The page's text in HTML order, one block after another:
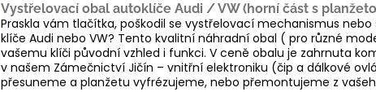
Vystřelovací obal autoklíče Audi / VW (horní část s
Praskla vám tlačítka, poškodil se vystřelovací mechanismus
klíče Audi nebo VW? Tento kvalitní náhradní obal ( pro různé
vašemu klíči původní vzhled i funkci. V ceně obalu je zahrnuta
v našem Zámečnictví Jičín – vnitřní elektroniku (čip a dálkové
přesuneme a planžetu vyfrézujeme, nebo přemontujeme z